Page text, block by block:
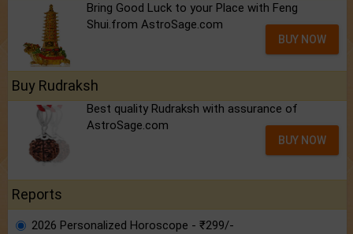
Bring Good Luck to your Place with Feng
Shui.from AstroSage.com
BUY NOW
Buy Rudraksh
Best quality Rudraksh with assurance of
AstroSage.com
BUY NOW
Reports
2026 Personalized Horoscope - ₹299/-